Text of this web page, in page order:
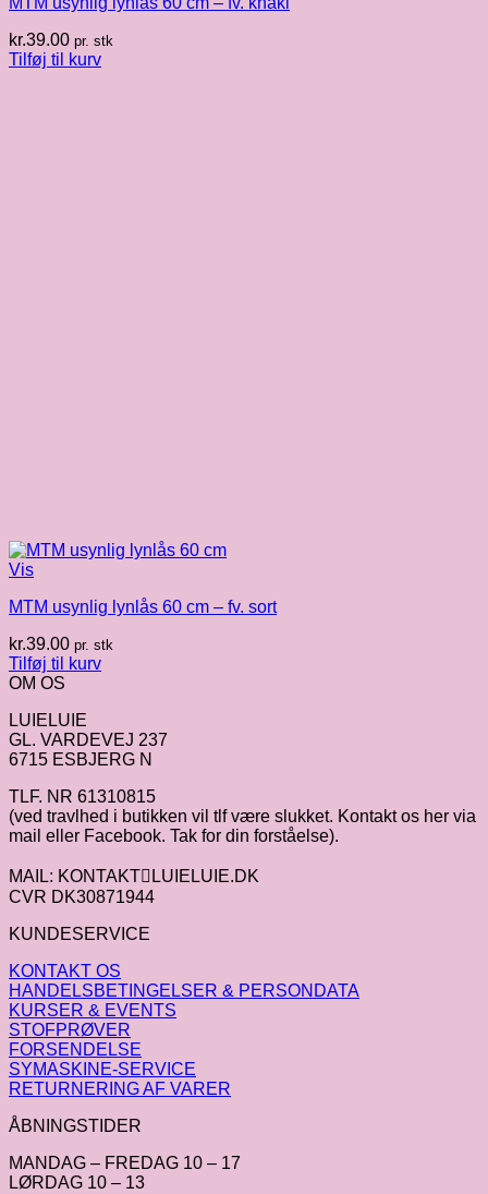
kr.39.00 pr. stk
Tilføj til kurv
Vis
MTM usynlig lynlås 60 cm – fv. sort
kr.39.00 pr. stk
Tilføj til kurv
OM OS
LUIELUIE
GL. VARDEVEJ 237
6715 ESBJERG N
TLF. NR 61310815
(ved travlhed i butikken vil tlf være slukket. Kontakt os her via
mail eller Facebook. Tak for din forståelse).
MAIL: KONTAKTLUIELUIE.DK
CVR DK30871944
KUNDESERVICE
KONTAKT OS
HANDELSBETINGELSER & PERSONDATA
KURSER & EVENTS
STOFPRØVER
FORSENDELSE
SYMASKINE-SERVICE
RETURNERING AF VARER
ÅBNINGSTIDER
MANDAG – FREDAG 10 – 17
LØRDAG 10 – 13